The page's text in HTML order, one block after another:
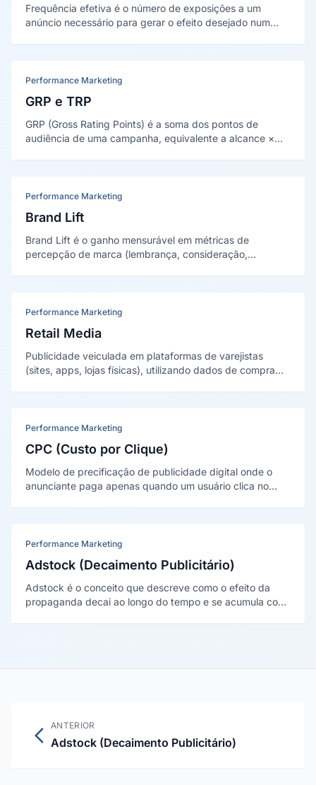
Frequência efetiva é o número de exposições a um
anúncio necessário para gerar o efeito desejado num
Performance Marketing
GRP e TRP
GRP (Gross Rating Points) é a soma dos pontos de
audiência de uma campanha, equivalente a alcance ×
Performance Marketing
Brand Lift
Brand Lift é o ganho mensurável em métricas de
percepção de marca (lembrança, consideração,
Performance Marketing
Retail Media
Publicidade veiculada em plataformas de varejistas
(sites, apps, lojas físicas), utilizando dados de compra
Performance Marketing
CPC (Custo por Clique)
Modelo de precificação de publicidade digital onde o
anunciante paga apenas quando um usuário clica no
Performance Marketing
Adstock (Decaimento Publicitário)
Adstock é o conceito que descreve como o efeito da
propaganda decai ao longo do tempo e se acumula com
ANTERIOR
Adstock (Decaimento Publicitário)